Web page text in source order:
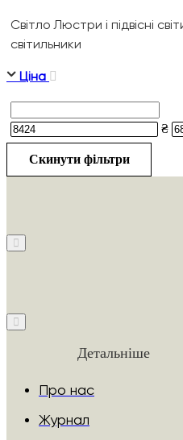
Еулджіро, а також на
створять лампи AGO.
Світло Люстри і підвісні
світильники
Ціна
₴
Скинути фільтри
Детальніше
Про нас
Журнал